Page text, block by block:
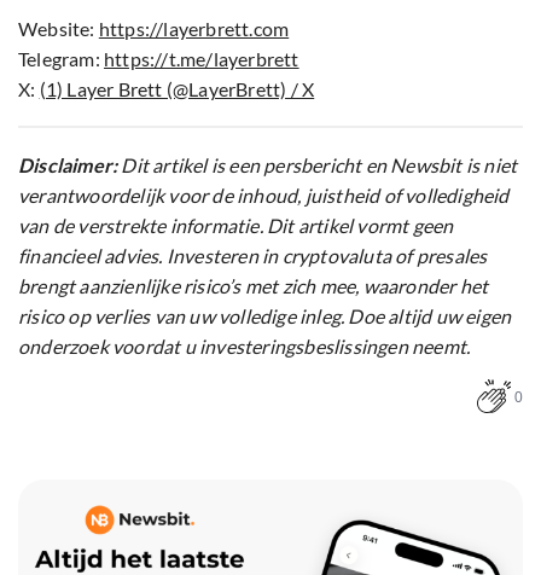
Website: https://layerbrett.com
Telegram: https://t.me/layerbrett
X: (1) Layer Brett (@LayerBrett) / X
Disclaimer:Dit artikel is een persbericht en Newsbit is niet
verantwoordelijk voor de inhoud, juistheid of volledigheid
van de verstrekte informatie. Dit artikel vormt geen
financieel advies. Investeren in cryptovaluta of presales
brengt aanzienlijke risico’s met zich mee, waaronder het
risico op verlies van uw volledige inleg. Doe altijd uw eigen
onderzoek voordat u investeringsbeslissingen neemt.
0